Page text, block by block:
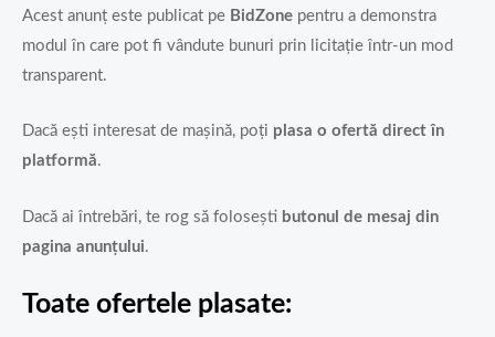
Acest anunț este publicat pe BidZone pentru a demonstra
modul în care pot fi vândute bunuri prin licitație într-un mod
transparent.
Dacă ești interesat de mașină, poți plasa o ofertă direct în
platformă.
Dacă ai întrebări, te rog să folosești butonul de mesaj din
pagina anunțului.
Toate ofertele plasate: